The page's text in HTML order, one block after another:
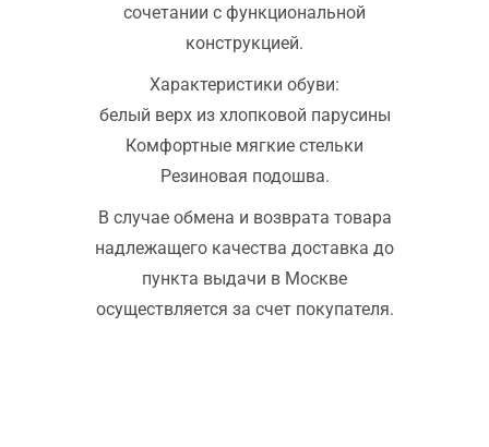
сочетании с функциональной
конструкцией.
Характеристики обуви:
белый верх из хлопковой парусины
Комфортные мягкие стельки
Резиновая подошва.
В случае обмена и возврата товара
надлежащего качества доставка до
пункта выдачи в Москве
осуществляется за счет покупателя.